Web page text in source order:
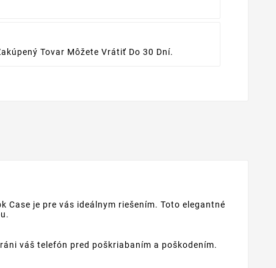
Tovar Môžete Vrátiť Do 30 Dní.
je pre vás ideálnym riešením. Toto elegantné
váš telefón pred poškriabaním a poškodením.